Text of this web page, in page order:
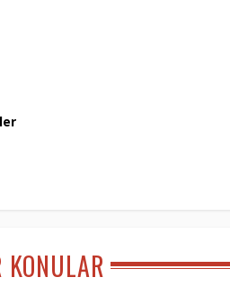
KONULAR